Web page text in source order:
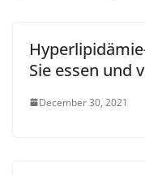
Sie essen und
December 30, 2021